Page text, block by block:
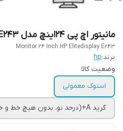
مانیتور اچ پی 24اینچ مدل E243 استوک
Monitor 24 Inch HP Elitedisplay E243
برند:hp
وضعیت کالا
استوک معمولی
گرید A+(درحد نو، بدون هیچ خط و خش صفحه)